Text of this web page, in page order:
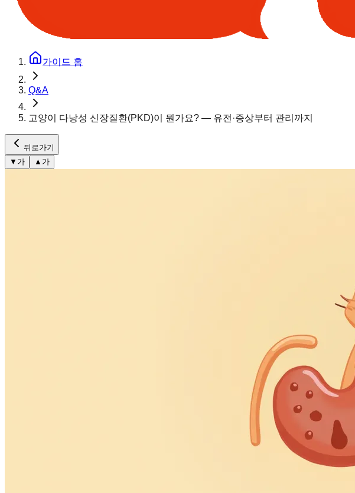
가이드 홈
Q&A
고양이 다낭성 신장질환(PKD)이 뭔가요? — 유전·증상부터 관리까지
뒤로가기
▼ 가 ▲ 가